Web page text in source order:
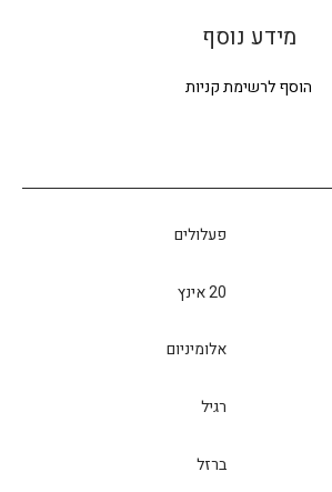
מידע נוסף
הוסף לרשימת קניות
פעלולים
20 אינץ
אלומיניום
רגיל
ברזל